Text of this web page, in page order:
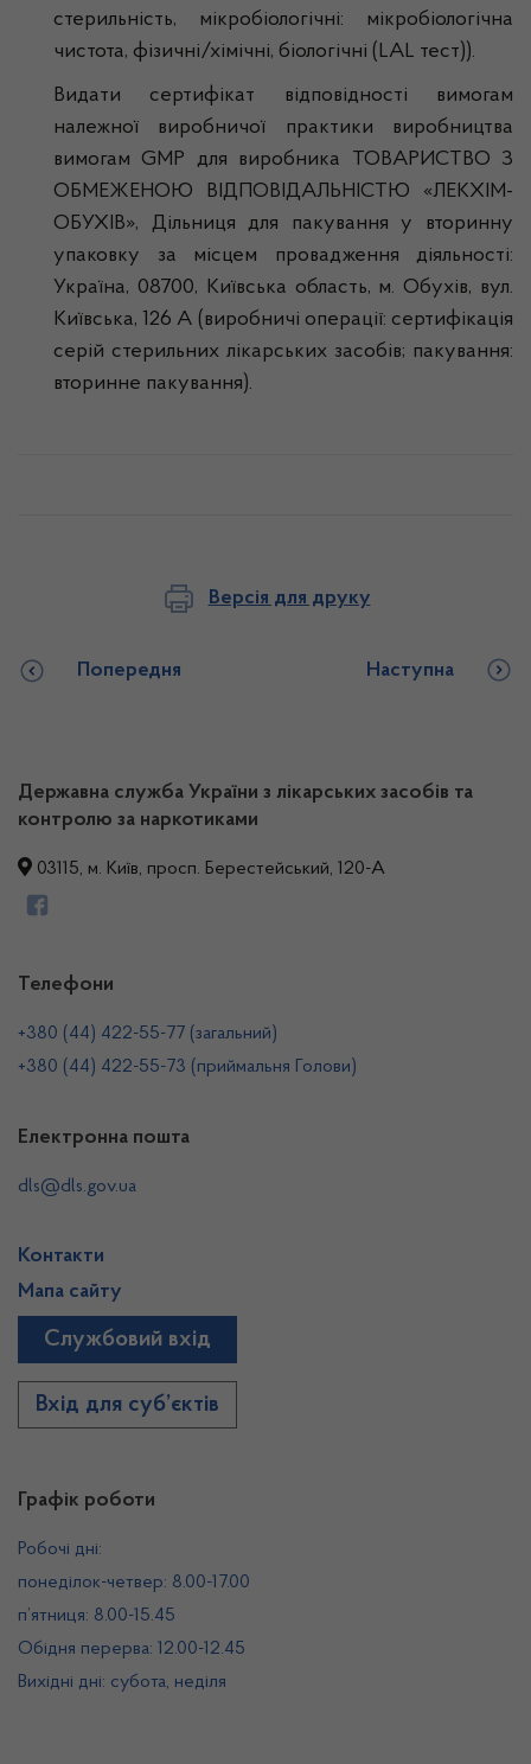
стерильність, мікробіологічні: мікробіологічна
чистота, фізичні/хімічні, біологічні (LAL тест)).
Видати сертифікат відповідності вимогам
належної виробничої практики виробництва
вимогам GMP для виробника ТОВАРИСТВО З
ОБМЕЖЕНОЮ ВІДПОВІДАЛЬНІСТЮ «ЛЕКХІМ-
ОБУХІВ», Дільниця для пакування у вторинну
упаковку за місцем провадження діяльності:
Україна, 08700, Київська область, м. Обухів, вул.
Київська, 126 А (виробничі операції: сертифікація
серій стерильних лікарських засобів; пакування:
вторинне пакування).
Версія для друку
Попередня Наступна
Державна служба України з лікарських засобів та
контролю за наркотиками
03115, м. Київ, просп. Берестейський, 120-А
Графік роботи
Робочі дні:
понеділок-четвер: 8.00-17.00
п’ятниця: 8.00-15.45
Обідня перерва: 12.00-12.45
Вихідні дні: субота, неділя
Телефони
+380 (44) 422-55-77 (загальний)
+380 (44) 422-55-73 (приймальня Голови)
Електронна пошта
dls@dls.gov.ua
Контакти
Мапа сайту
Службовий вхід
Вхід для суб’єктів